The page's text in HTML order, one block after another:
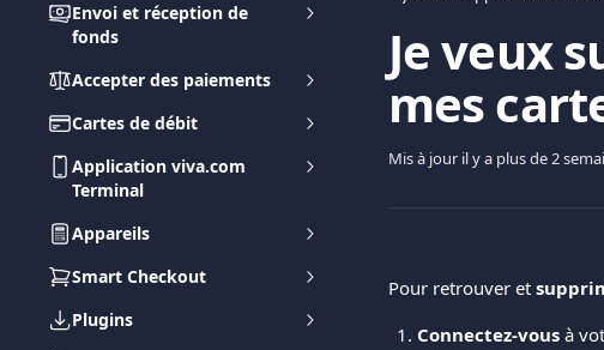
Envoi et réception de
fonds
Accepter des paiements
Cartes de débit
Application viva.com
Terminal
Appareils
Smart Checkout
Plugins
Je veux
mes
Mis à jour il y a plus de 2
Pour retrouver et
Connectez-vous à